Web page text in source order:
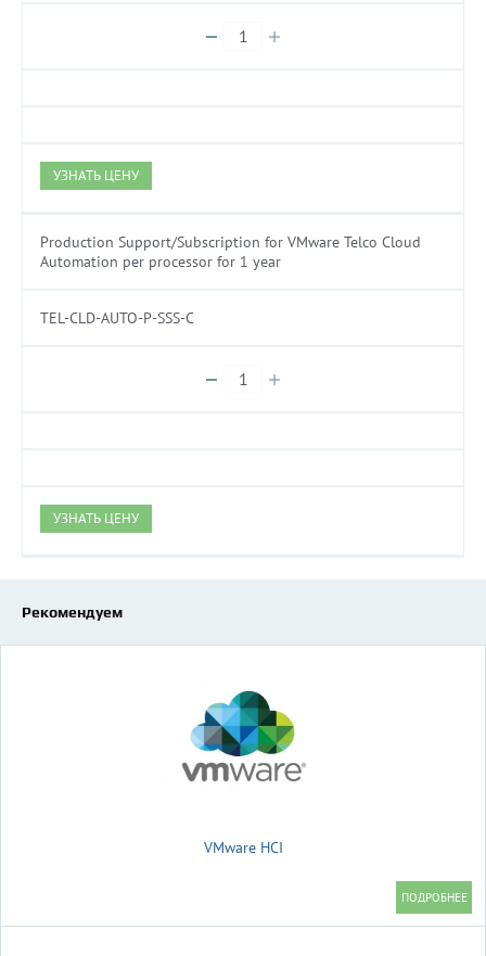
УЗНАТЬ ЦЕНУ
Production Support/Subscription for VMware Telco Cloud
Automation per processor for 1 year
TEL-CLD-AUTO-P-SSS-C
УЗНАТЬ ЦЕНУ
Рекомендуем
VMware HCI